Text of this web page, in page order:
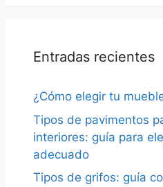
Entradas recientes
¿Cómo elegir tu
Tipos de pavimentos
interiores: guía para
adecuado
Tipos de grifos: guía